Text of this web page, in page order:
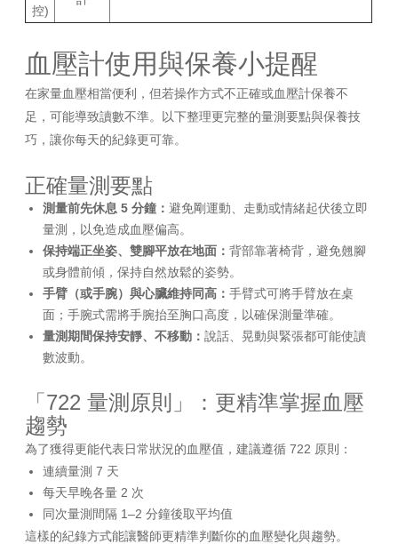
控)
血壓計使用與保養小提醒
在家量血壓相當便利，但若操作方式不正確或血壓計保養不
足，可能導致讀數不準。以下整理更完整的量測要點與保養技
巧，讓你每天的紀錄更可靠。
正確量測要點
測量前先休息 5 分鐘：避免剛運動、走動或情緒起伏後立即
量測，以免造成血壓偏高。
保持端正坐姿、雙腳平放在地面：背部靠著椅背，避免翹腳
或身體前傾，保持自然放鬆的姿勢。
手臂（或手腕）與心臟維持同高：手臂式可將手臂放在桌
面；手腕式需將手腕抬至胸口高度，以確保測量準確。
量測期間保持安靜、不移動：說話、晃動與緊張都可能使讀
數波動。
「722 量測原則」：更精準掌握血壓
趨勢
為了獲得更能代表日常狀況的血壓值，建議遵循 722 原則：
連續量測 7 天
每天早晚各量 2 次
同次量測間隔 1–2 分鐘後取平均值
這樣的紀錄方式能讓醫師更精準判斷你的血壓變化與趨勢。